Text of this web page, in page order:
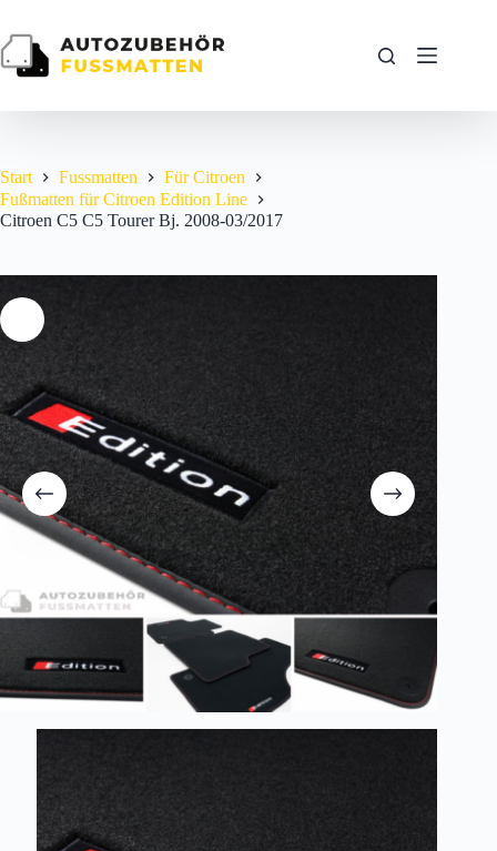
springen
Start Fussmatten
Für Citroen
Fußmatten für Citroen Edition Line
Citroen C5 C5 Tourer Bj. 2008-03/2017